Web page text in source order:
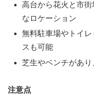
高台から花火と市
なロケーション
無料駐車場やトイ
スも可能
芝生やベンチがあ
注意点